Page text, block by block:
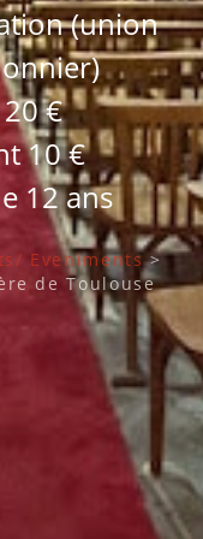
(union
€
10 €
12 ans
Eveniments>
de Toulouse